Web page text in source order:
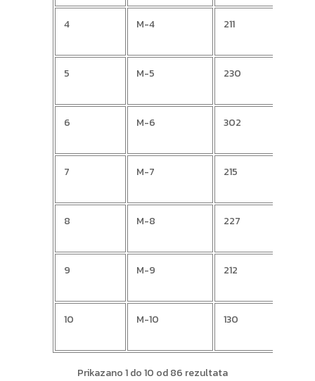
4 M-4 211
5 M-5 230
6 M-6 302
7 M-7 215
8 M-8 227
9 M-9 212
10 M-10 130
Prikazano 1 do 10 od 86 rezultata